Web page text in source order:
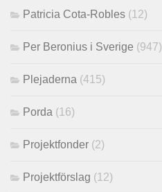
Patricia Cota-Robles (12)
Per Beronius i Sverige (947)
Plejaderna (415)
Porda (16)
Projektfonder (2)
Projektförslag (12)